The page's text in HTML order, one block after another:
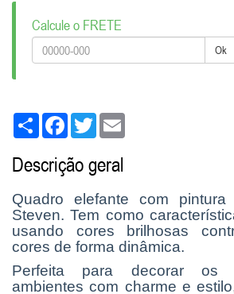
Calcule o FRETE
Ok
Share FacebookTwitter
Descrição geral
Quadro elefante com
Steven. Tem como
usando cores brilhosas
cores de forma dinâmica.
Perfeita para decorar os
ambientes com charme e